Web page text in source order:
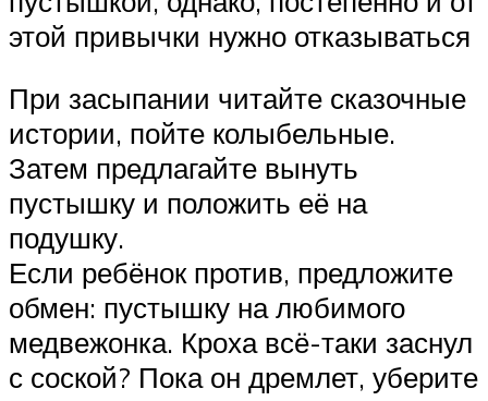
этой привычки нужно отказываться
При засыпании читайте сказочные
истории, пойте колыбельные.
Затем предлагайте вынуть
пустышку и положить её на
подушку.
Если ребёнок против, предложите
обмен: пустышку на любимого
медвежонка. Кроха всё-таки заснул
с соской? Пока он дремлет, уберите